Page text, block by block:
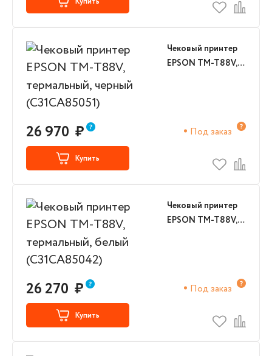
Чековый принтер
EPSON TM-T88V,
26 970 ₽ Под заказ
Купить
Чековый принтер
EPSON TM-T88V,
26 270 ₽ Под заказ
Купить